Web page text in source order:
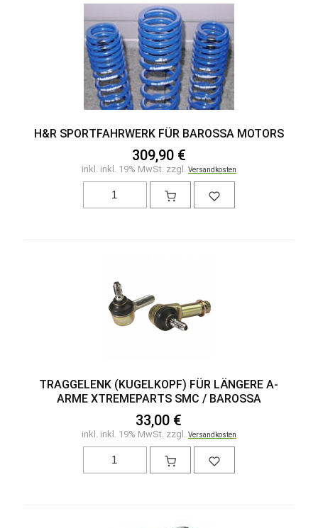
H&R SPORTFAHRWERK FÜR BAROSSA MOTORS
309,90 €
inkl. inkl. 19% MwSt. zzgl. Versandkosten
TRAGGELENK (KUGELKOPF) FÜR LÄNGERE A-
ARME XTREMEPARTS SMC / BAROSSA
33,00 €
inkl. inkl. 19% MwSt. zzgl. Versandkosten